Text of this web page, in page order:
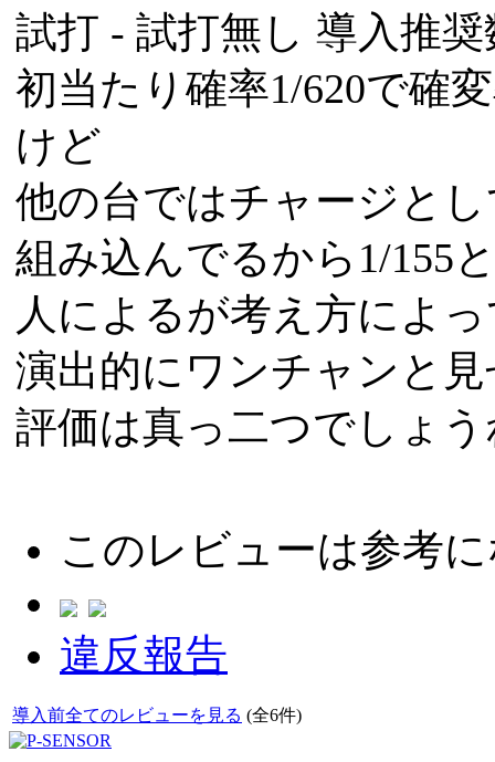
試打 - 試打無し 導入推
初当たり確率1/620で確
けど
他の台ではチャージと
組み込んでるから1/155
人によるが考え方によ
演出的にワンチャンと
評価は真っ二つでしょう
このレビューは参考
違反報告
導入前全てのレビューを見る (全6件)